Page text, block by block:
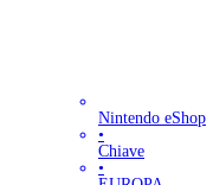
Nintendo eShop
•
Chiave
•